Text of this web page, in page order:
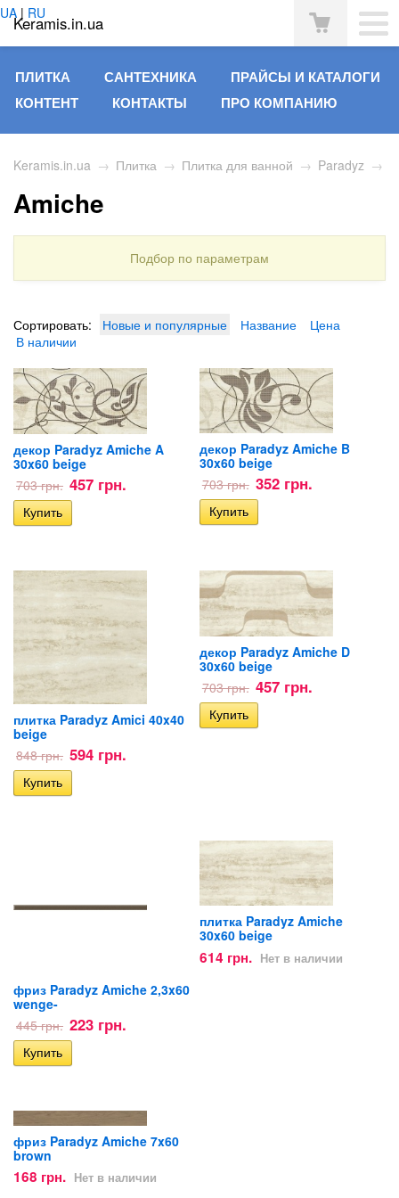
Keramis.in.ua
UA | RU
ПЛИТКА САНТЕХНИКА
ПРАЙСЫ И КАТАЛОГИ
КОНТЕНТ
КОНТАКТЫ ПРО КОМПАНИЮ
Keramis.in.ua → Плитка → Плитка для ванной → Paradyz →
Amiche
Подбор по параметрам
Сортировать: Новые и популярные Название
Цена
В наличии
декор Paradyz Amiche A
30x60 beige
703 грн. 457 грн.
декор Paradyz Amiche B
30x60 beige
703 грн. 352 грн.
плитка Paradyz Amici 40x40
beige
848 грн. 594 грн.
декор Paradyz Amiche D
30x60 beige
703 грн. 457 грн.
фриз Paradyz Amiche 2,3x60
wenge-
445 грн. 223 грн.
плитка Paradyz Amiche
30x60 beige
614 грн. Нет в наличии
фриз Paradyz Amiche 7x60
brown
168 грн. Нет в наличии